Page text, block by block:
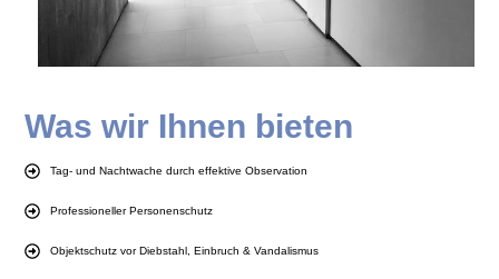
Was wir Ihnen bieten
Tag- und Nachtwache durch effektive Observation
Professioneller Personenschutz
Objektschutz vor Diebstahl, Einbruch & Vandalismus